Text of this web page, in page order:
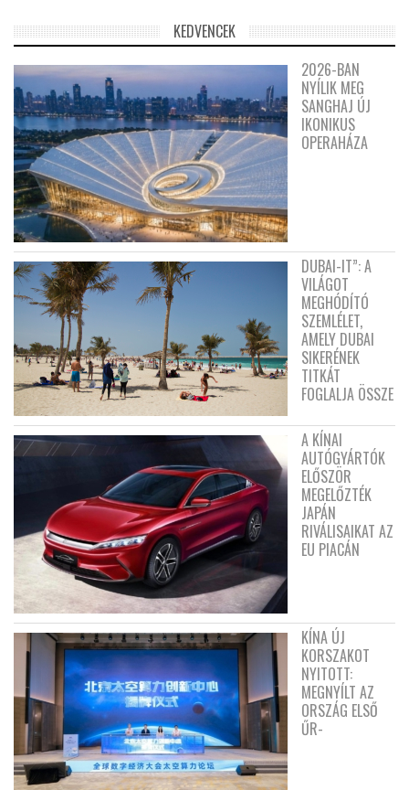
KEDVENCEK
2026-BAN
NYÍLIK MEG
SANGHAJ ÚJ
IKONIKUS
OPERAHÁZA
DUBAI-IT”: A
VILÁGOT
MEGHÓDÍTÓ
SZEMLÉLET,
AMELY DUBAI
SIKERÉNEK
TITKÁT
FOGLALJA ÖSSZE
A KÍNAI
AUTÓGYÁRTÓK
ELŐSZÖR
MEGELŐZTÉK
JAPÁN
RIVÁLISAIKAT AZ
EU PIACÁN
KÍNA ÚJ
KORSZAKOT
NYITOTT:
MEGNYÍLT AZ
ORSZÁG ELSŐ
ŰR-